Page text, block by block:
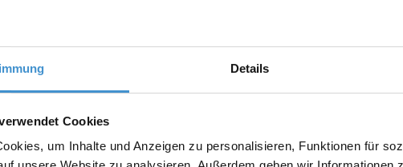
Details
Cookies
um Inhalte und Anzeigen zu personalisieren, Funktionen für
zur
Artikel